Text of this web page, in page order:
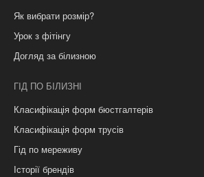
Як вибрати розмір?
Урок з фітінгу
Догляд за білизною
ГІД ПО БІЛИЗНІ
Класифікація форм бюстгалтерів
Класифікація форм трусів
Гід по мереживу
Історії брендів